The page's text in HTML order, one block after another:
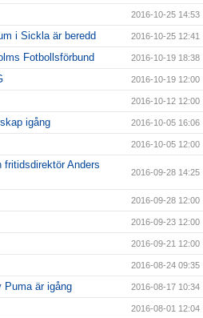
2016-10-25 14:53
i Sickla är beredd 2016-10-25 12:41
Fotbollsförbund 2016-10-19 18:38
2016-10-19 12:00
2016-10-12 12:00
igång 2016-10-05 16:06
2016-10-05 12:00
fritidsdirektör Anders
2016-09-28 14:25
2016-09-28 12:00
2016-09-23 12:00
2016-09-21 12:00
2016-08-24 09:35
Puma är igång 2016-08-17 10:34
2016-08-01 12:04